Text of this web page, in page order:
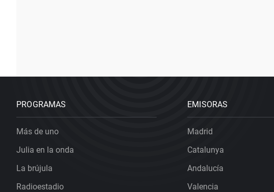
PROGRAMAS
Más de uno
Julia en la onda
La brújula
Radioestadio
EMISORAS
Madrid
Catalunya
Andalucía
Valencia